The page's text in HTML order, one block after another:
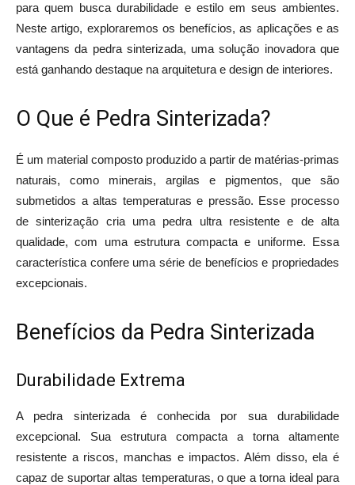
para quem busca durabilidade e estilo em seus ambientes.
Neste artigo, exploraremos os benefícios, as aplicações e as
vantagens da pedra sinterizada, uma solução inovadora que
está ganhando destaque na arquitetura e design de interiores.
O Que é Pedra Sinterizada?
É um material composto produzido a partir de matérias-primas
naturais, como minerais, argilas e pigmentos, que são
submetidos a altas temperaturas e pressão. Esse processo
de sinterização cria uma pedra ultra resistente e de alta
qualidade, com uma estrutura compacta e uniforme. Essa
característica confere uma série de benefícios e propriedades
excepcionais.
Benefícios da Pedra Sinterizada
Durabilidade Extrema
A pedra sinterizada é conhecida por sua durabilidade
excepcional. Sua estrutura compacta a torna altamente
resistente a riscos, manchas e impactos. Além disso, ela é
capaz de suportar altas temperaturas, o que a torna ideal para